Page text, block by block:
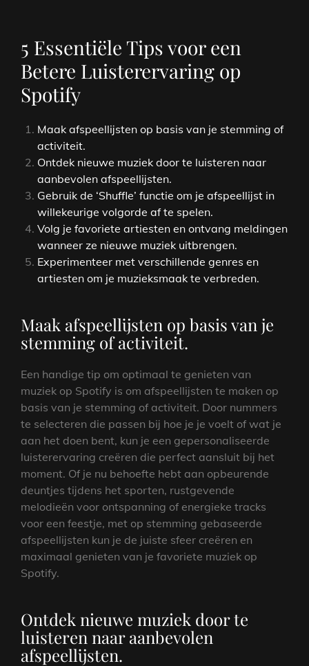
5 Essentiële Tips voor een
Betere Luisterervaring op
Spotify
Maak afspeellijsten op basis van je stemming of
activiteit.
Ontdek nieuwe muziek door te luisteren naar
aanbevolen afspeellijsten.
Gebruik de ‘Shuffle’ functie om je afspeellijst in
willekeurige volgorde af te spelen.
Volg je favoriete artiesten en ontvang meldingen
wanneer ze nieuwe muziek uitbrengen.
Experimenteer met verschillende genres en
artiesten om je muzieksmaak te verbreden.
Maak afspeellijsten op basis van je
stemming of activiteit.
Een handige tip om optimaal te genieten van
muziek op Spotify is om afspeellijsten te maken op
basis van je stemming of activiteit. Door nummers
te selecteren die passen bij hoe je je voelt of wat je
aan het doen bent, kun je een gepersonaliseerde
luisterervaring creëren die perfect aansluit bij het
moment. Of je nu behoefte hebt aan opbeurende
deuntjes tijdens het sporten, rustgevende
melodieën voor ontspanning of energieke tracks
voor een feestje, met op stemming gebaseerde
afspeellijsten kun je de juiste sfeer creëren en
maximaal genieten van je favoriete muziek op
Spotify.
Ontdek nieuwe muziek door te
luisteren naar aanbevolen
afspeellijsten.